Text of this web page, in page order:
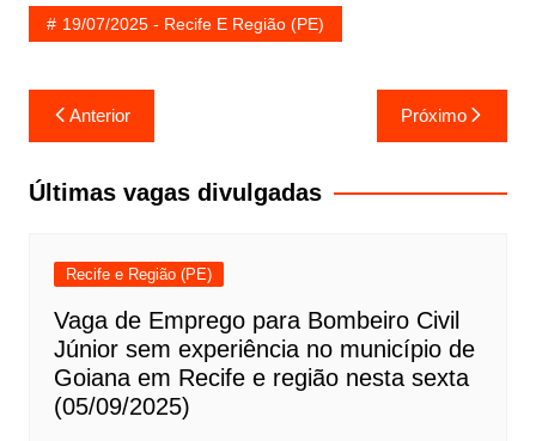
19/07/2025 - Recife E Região (PE)
Navegação
de
Post
Anterior Próximo
Últimas vagas divulgadas
Recife e Região (PE)
Vaga de Emprego para Bombeiro Civil
Júnior sem experiência no município de
Goiana em Recife e região nesta sexta
(05/09/2025)